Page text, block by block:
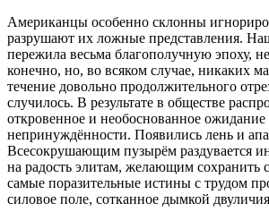
Американцы особенно склонны
разрушают их ложные представления.
пережила весьма благополучную эпоху,
конечно, но, во всяком случае, никаких
течение довольно продолжительного
случилось. В результате в обществе
откровенное и необоснованное ожидание
непринуждённости. Появились лень и
Всесокрушающим пузырём раздувается
на радость элитам, желающим сохранить
самые поразительные истины с трудом
силовое поле, сотканное дымкой